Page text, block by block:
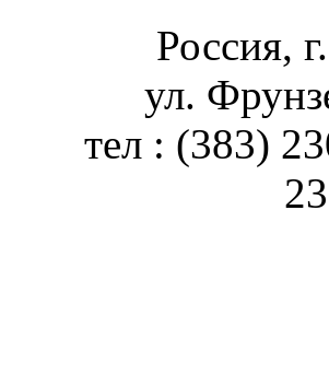
Россия,
ул.
тел : (383)